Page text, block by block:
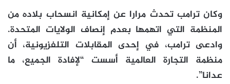
وكان ترامب تحدث مرارا عن إمكانية انسحاب بلاده من
المنظمة التي اتهمها بعدم إنصاف الولايات المتحدة.
وادعى ترامب، في إحدى المقابلات التلفزيونية، أن
منظمة التجارة العالمية أسست “لإفادة الجميع، ما
عدانا”.